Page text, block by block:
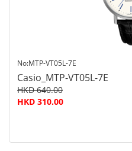
No:MTP-VT05L-7E
Casio_MTP-VT05L-7E
HKD 640.00
HKD 310.00